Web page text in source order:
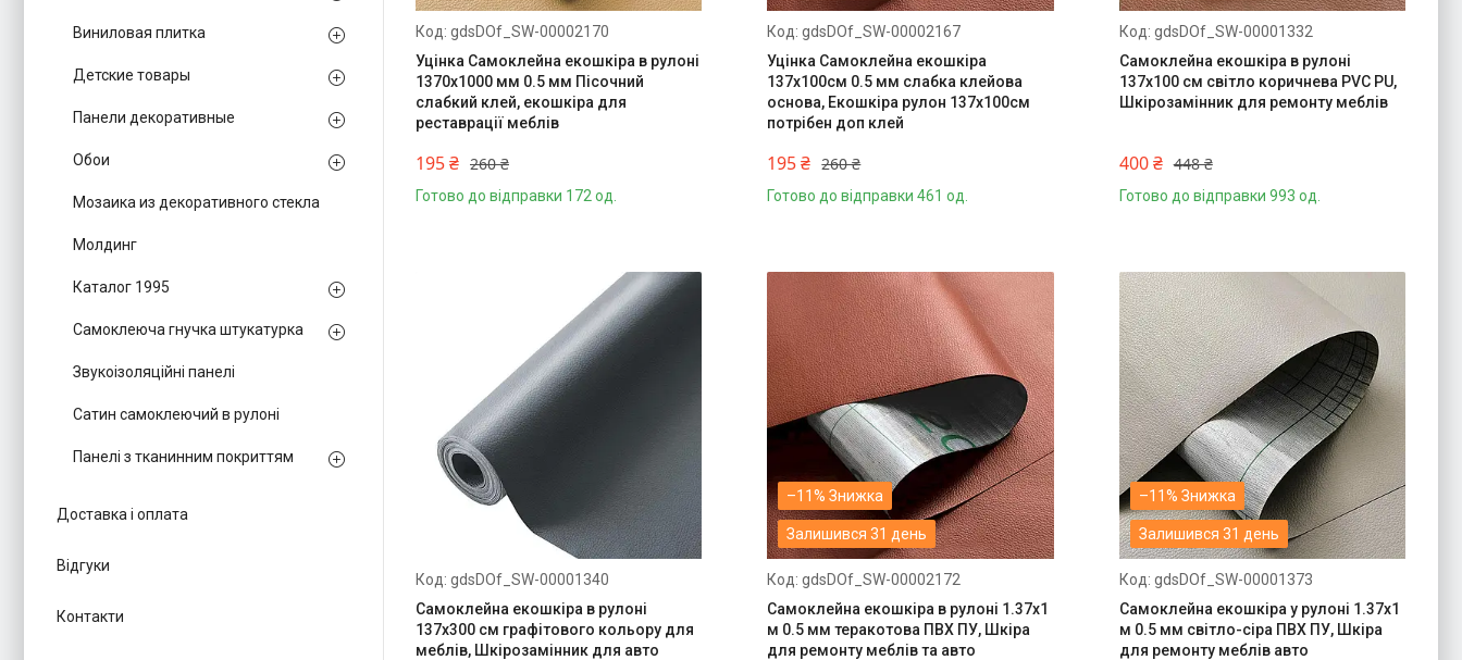
gdsDOf_SW-00002170
Уцінка Самоклейна екошкіра в рулоні
1370х1000 мм 0.5 мм Пісочний
слабкий клей, екошкіра для
реставрації меблів
260 ₴
195 ₴
Готово до відправки 172 од.
gdsDOf_SW-00002167
Уцінка Самоклейна екошкіра
137x100см 0.5 мм слабка клейова
основа, Екошкіра рулон 137x100см
потрібен доп клей
260 ₴
195 ₴
Готово до відправки 461 од.
gdsDOf_SW-00001332
Самоклейна екошкіра в рулоні
137х100 см світло коричнева PVC PU,
Шкірозамінник для ремонту меблів
448 ₴
400 ₴
Готово до відправки 993 од.
gdsDOf_SW-00001340
Самоклейна екошкіра в рулоні
137х300 см графітового кольору для
меблів, Шкірозамінник для авто
Залишився 31 день
–11%
gdsDOf_SW-00002172
Самоклейна екошкіра в рулоні 1.37х1
м 0.5 мм теракотова ПВХ ПУ, Шкіра
для ремонту меблів та авто
Залишився 31 день
–11%
gdsDOf_SW-00001373
Самоклейна екошкіра у рулоні 1.37х1
м 0.5 мм світло-сіра ПВХ ПУ, Шкіра
для ремонту меблів авто
Виниловая плитка
Детские товары
Панели декоративные
Обои
Мозаика из декоративного стекла
Молдинг
Каталог 1995
Самоклеюча гнучка штукатурка
Звукоізоляційні панелі
Сатин самоклеючий в рулоні
Панелі з тканинним покриттям
Доставка і оплата
Відгуки
Контакти